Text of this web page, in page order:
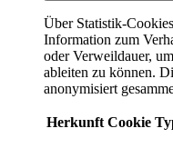
Über Statistik-
Information zum
oder Verweildauer,
ableiten zu können.
anonymisiert
Herkunft Cookie